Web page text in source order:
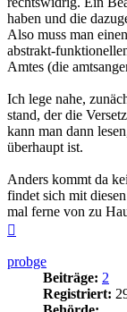
haben und die
Also muss man
abstrakt-
Amtes (die
Ich lege nahe,
stand, der die
kann man dann
überhaupt ist.
Anders kommt da
findet sich mit
mal ferne von zu
probge
Beiträge: 2
Registriert: